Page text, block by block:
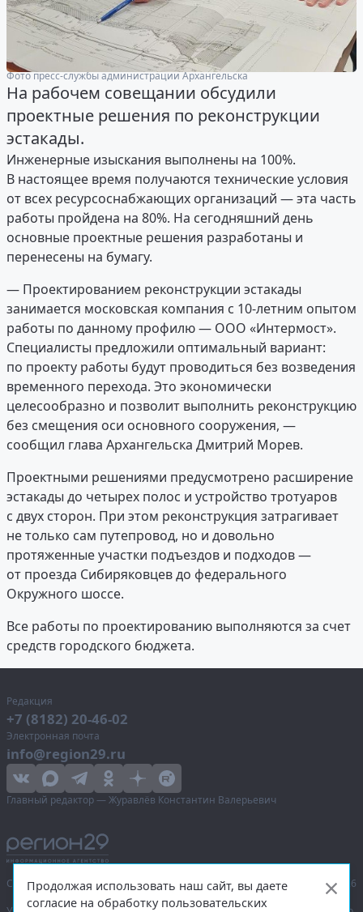
Фото пресс-службы администрации Архангельска
На рабочем совещании обсудили
проектные решения по реконструкции
эстакады.
Инженерные изыскания выполнены на 100%.
В настоящее время получаются технические условия
от всех ресурсоснабжающих организаций — эта часть
работы пройдена на 80%. На сегодняшний день
основные проектные решения разработаны и
перенесены на бумагу.
— Проектированием реконструкции эстакады
занимается московская компания с 10-летним опытом
работы по данному профилю — ООО «Интермост».
Специалисты предложили оптимальный вариант:
по проекту работы будут проводиться без возведения
временного перехода. Это экономически
целесообразно и позволит выполнить реконструкцию
без смещения оси основного сооружения, —
сообщил глава Архангельска Дмитрий Морев.
Проектными решениями предусмотрено расширение
эстакады до четырех полос и устройство тротуаров
с двух сторон. При этом реконструкция затрагивает
не только сам путепровод, но и довольно
протяженные участки подъездов и подходов —
от проезда Сибиряковцев до федерального
Окружного шоссе.
Все работы по проектированию выполняются за счет
средств городского бюджета.
Редакция
+7 (8182) 20-46-02
Электронная почта
info@region29.ru
Главный редактор — Журавлёв Константин Валерьевич
Сетевое издание «Информационное агентство Регион 29»,
© 2016–2026
Продолжая использовать наш сайт, вы даете
согласие на обработку пользовательских